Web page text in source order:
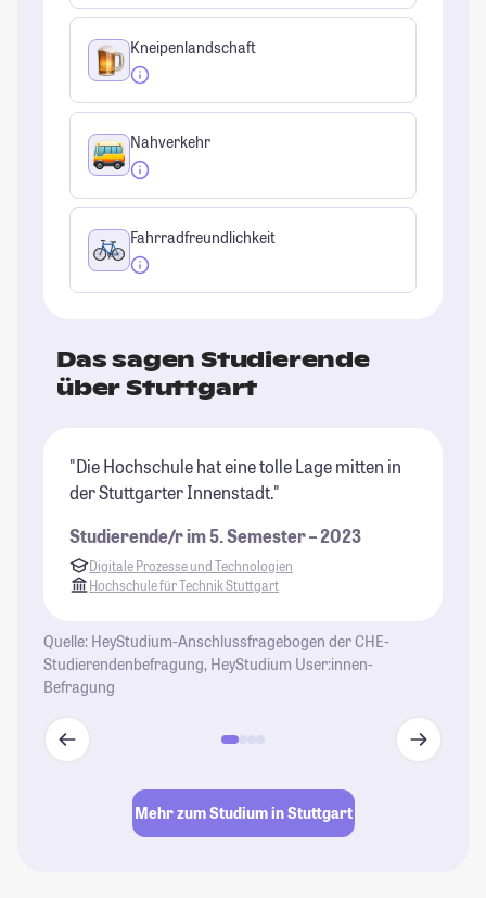
Kneipenlandschaft
Nahverkehr
Fahrradfreundlichkeit
Das sagen Studierende
über Stuttgart
"Die Hochschule hat eine tolle Lage mitten in
der Stuttgarter Innenstadt."
Studierende/r im 5. Semester – 2023
Digitale Prozesse und Technologien
Hochschule für Technik Stuttgart
Quelle: HeyStudium-Anschlussfragebogen der CHE-
Studierendenbefragung, HeyStudium User:innen-
Befragung
Mehr zum Studium in Stuttgart